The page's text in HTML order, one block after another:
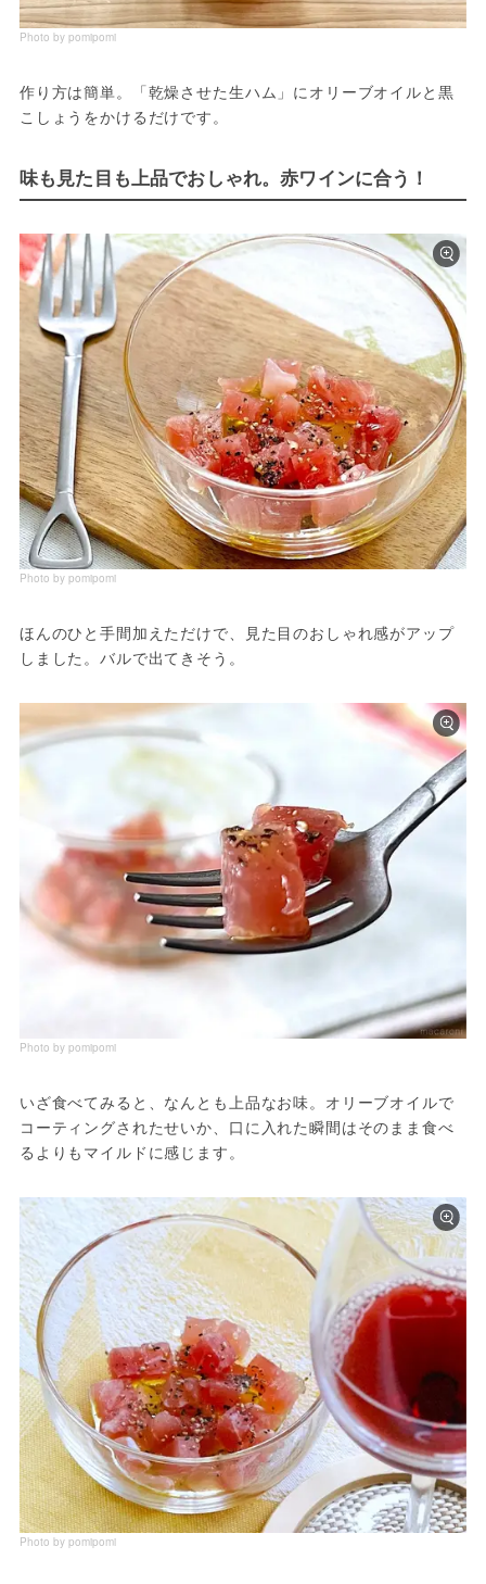
Photo by pomipomi
作り方は簡単。「乾燥させた生ハム」にオリーブオイルと黒
こしょうをかけるだけです。
味も見た目も上品でおしゃれ。赤ワインに合う！
Photo by pomipomi
ほんのひと手間加えただけで、見た目のおしゃれ感がアップ
しました。バルで出てきそう。
Photo by pomipomi
いざ食べてみると、なんとも上品なお味。オリーブオイルで
コーティングされたせいか、口に入れた瞬間はそのまま食べ
るよりもマイルドに感じます。
Photo by pomipomi